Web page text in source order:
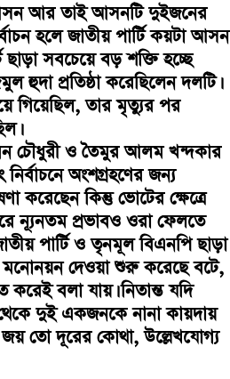
আর তাই আসনটি দুইজনের
হলে জাতীয় পার্টি কয়টা আসন
সবচেয়ে বড় শক্তি হচ্ছে
হুদা প্রতিষ্ঠা করেছিলেন দলটি।
গিয়েছিল, তার মৃত্যুর পর
চৌধুরী ও তৈমুর আলম খন্দকার
অংশগ্রহণের জন্য
কিন্তু ভোটের ক্ষেত্রে
ন্যূনতম প্রভাবও ওরা ফেলতে
পার্টি ও তৃনমূল বিএনপি ছাড়া
দেওয়া শুরু করেছে বটে,
বলা যায়। নিতান্ত যদি
দুই একজনকে নানা কায়দায়
তো দূরের কোথা, উল্লেখযোগ্য